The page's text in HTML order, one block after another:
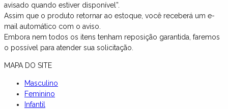
avisado quando estiver disponível”.
Assim que o produto retornar ao estoque, você receberá um e-
mail automático com o aviso.
Embora nem todos os itens tenham reposição garantida, faremos
o possível para atender sua solicitação.
MAPA DO SITE
Masculino
Feminino
Infantil